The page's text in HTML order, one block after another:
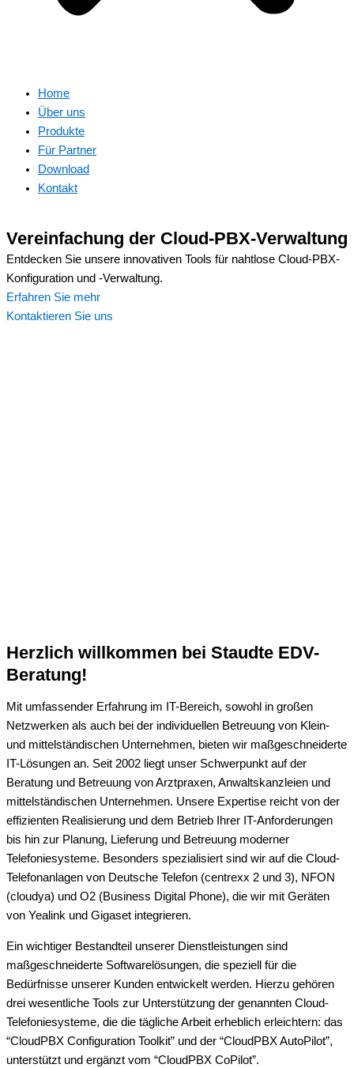
Home
Über uns
Produkte
Für Partner
Download
Kontakt
Vereinfachung der Cloud-PBX-Verwaltung
Entdecken Sie unsere innovativen Tools für nahtlose Cloud-PBX-
Konfiguration und -Verwaltung.
Erfahren Sie mehr
Kontaktieren Sie uns
Herzlich willkommen bei Staudte EDV-
Beratung!
Mit umfassender Erfahrung im IT-Bereich, sowohl in großen
Netzwerken als auch bei der individuellen Betreuung von Klein-
und mittelständischen Unternehmen, bieten wir maßgeschneiderte
IT-Lösungen an. Seit 2002 liegt unser Schwerpunkt auf der
Beratung und Betreuung von Arztpraxen, Anwaltskanzleien und
mittelständischen Unternehmen. Unsere Expertise reicht von der
effizienten Realisierung und dem Betrieb Ihrer IT-Anforderungen
bis hin zur Planung, Lieferung und Betreuung moderner
Telefoniesysteme. Besonders spezialisiert sind wir auf die Cloud-
Telefonanlagen von Deutsche Telefon (centrexx 2 und 3), NFON
(cloudya) und O2 (Business Digital Phone), die wir mit Geräten
von Yealink und Gigaset integrieren.
Ein wichtiger Bestandteil unserer Dienstleistungen sind
maßgeschneiderte Softwarelösungen, die speziell für die
Bedürfnisse unserer Kunden entwickelt werden. Hierzu gehören
drei wesentliche Tools zur Unterstützung der genannten Cloud-
Telefoniesysteme, die die tägliche Arbeit erheblich erleichtern: das
“CloudPBX Configuration Toolkit” und der “CloudPBX AutoPilot”,
unterstützt und ergänzt vom “CloudPBX CoPilot”.